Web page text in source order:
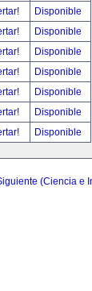
Disponible
Disponible
Disponible
Disponible
Disponible
Disponible
Disponible
(Ciencia e